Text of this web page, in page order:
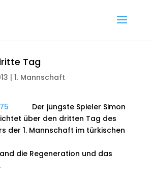
Tag
| 1. Mannschaft
Der jüngste Spieler Simon
über den dritten Tag des
der 1. Mannschaft im türkischen
die Regeneration und das